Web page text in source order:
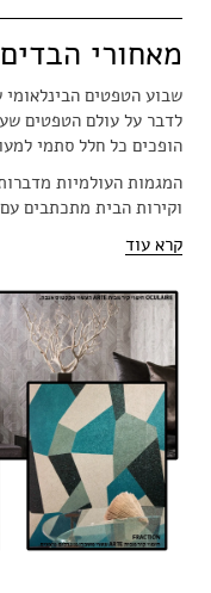
מאחורי
שבוע הטפטים
לדבר על עולם הטפטים
הופכים כל חלל סתמי
המגמות העולמיות
וקירות הבית מתכתבים
קרא עוד